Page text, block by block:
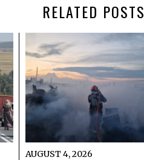
RELATED POSTS
AUGUST 4, 2026